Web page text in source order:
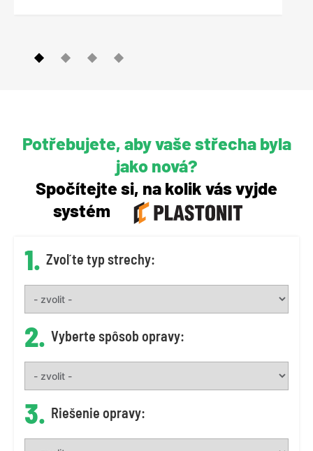
Potřebujete, aby vaše střecha byla
jako nová?
Spočítejte si, na kolik vás vyjde
systém
1. Zvoľte typ strechy:
2. Vyberte spôsob opravy:
3. Riešenie opravy: